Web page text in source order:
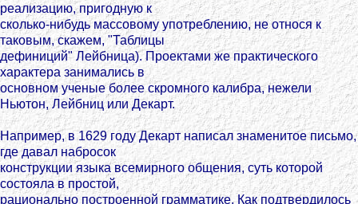
реализацию, пригодную к
сколько-нибудь массовому употреблению, не относя к
таковым, скажем, "Таблицы
дефиниций" Лейбница). Проектами же практического
характера занимались в
основном ученые более скромного калибра, нежели
Ньютон, Лейбниц или Декарт.
Например, в 1629 году Декарт написал знаменитое письмо,
где давал набросок
конструкции языка всемирного общения, суть которой
состояла в простой,
рационально построенной грамматике. Как подтвердилось